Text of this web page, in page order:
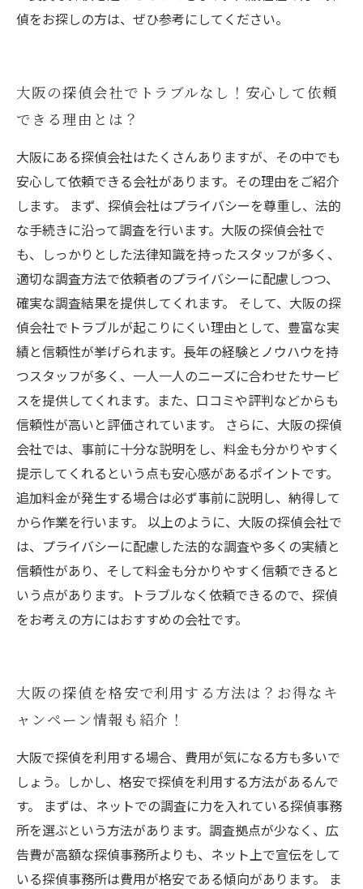
偵をお探しの方は、ぜひ参考にしてください。
大阪の探偵会社でトラブルなし！安心して依頼
できる理由とは？
大阪にある探偵会社はたくさんありますが、その中でも
安心して依頼できる会社があります。その理由をご紹介
します。 まず、探偵会社はプライバシーを尊重し、法的
な手続きに沿って調査を行います。大阪の探偵会社で
も、しっかりとした法律知識を持ったスタッフが多く、
適切な調査方法で依頼者のプライバシーに配慮しつつ、
確実な調査結果を提供してくれます。 そして、大阪の探
偵会社でトラブルが起こりにくい理由として、豊富な実
績と信頼性が挙げられます。長年の経験とノウハウを持
つスタッフが多く、一人一人のニーズに合わせたサービ
スを提供してくれます。また、口コミや評判などからも
信頼性が高いと評価されています。 さらに、大阪の探偵
会社では、事前に十分な説明をし、料金も分かりやすく
提示してくれるという点も安心感があるポイントです。
追加料金が発生する場合は必ず事前に説明し、納得して
から作業を行います。 以上のように、大阪の探偵会社で
は、プライバシーに配慮した法的な調査や多くの実績と
信頼性があり、そして料金も分かりやすく信頼できると
いう点があります。トラブルなく依頼できるので、探偵
をお考えの方にはおすすめの会社です。
大阪の探偵を格安で利用する方法は？お得なキ
ャンペーン情報も紹介！
大阪で探偵を利用する場合、費用が気になる方も多いで
しょう。しかし、格安で探偵を利用する方法があるんで
す。 まずは、ネットでの調査に力を入れている探偵事務
所を選ぶという方法があります。調査拠点が少なく、広
告費が高額な探偵事務所よりも、ネット上で宣伝をして
いる探偵事務所は費用が格安である傾向があります。 ま